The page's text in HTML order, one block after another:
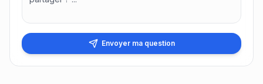
Envoyer ma question